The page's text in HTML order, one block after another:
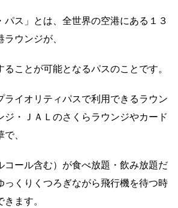
パス」とは、全世界の空港にある１３
ウンジが、
ことが可能となるパスのことです。
ライオリティパスで利用できるラウン
ジ・ＪＡＬのさくらラウンジやカード
、
コール含む）が食べ放題・飲み放題だ
っくりくつろぎながら飛行機を待つ時
ます。